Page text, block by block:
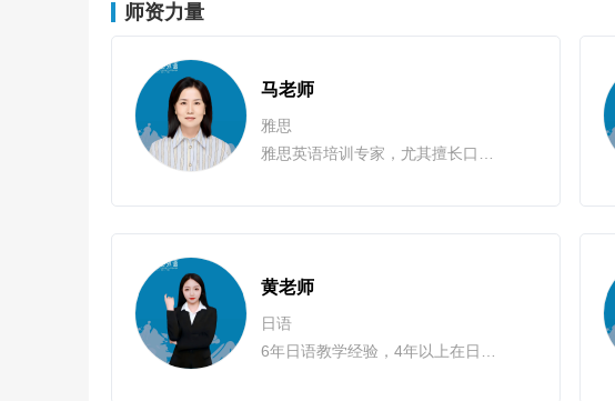
师资力量
马老师
雅思
黄老师
日语